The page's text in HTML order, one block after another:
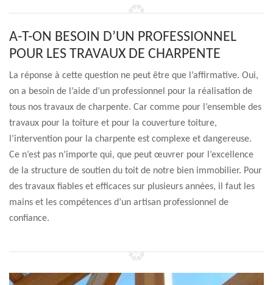
A-T-ON BESOIN D’UN PROFESSIONNEL
POUR LES TRAVAUX DE CHARPENTE
La réponse à cette question ne peut être que l’affirmative. Oui,
on a besoin de l’aide d’un professionnel pour la réalisation de
tous nos travaux de charpente. Car comme pour l’ensemble des
travaux pour la toiture et pour la couverture toiture,
l’intervention pour la charpente est complexe et dangereuse.
Ce n’est pas n’importe qui, que peut œuvrer pour l’excellence
de la structure de soutien du toit de notre bien immobilier. Pour
des travaux fiables et efficaces sur plusieurs années, il faut les
mains et les compétences d’un artisan professionnel de
confiance.